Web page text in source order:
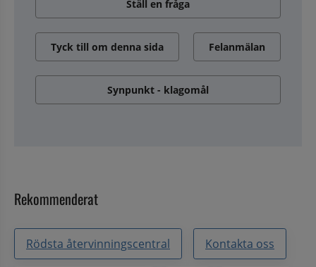
Ställ en fråga
Tyck till om denna sida Felanmälan
Synpunkt - klagomål
Rekommenderat
Rödsta återvinningscentral Kontakta oss